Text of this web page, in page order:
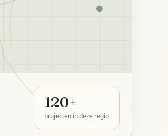
120+
projecten in deze regio